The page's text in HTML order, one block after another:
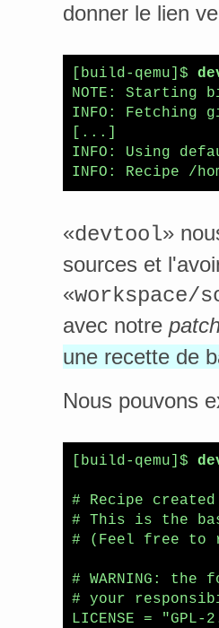
donner le lien
[build-qemu]$
NOTE: Starting
INFO: Fetching
[...]
INFO: Using
«devtool»
sources et
«workspace/
avec notre
une recette de
Nous pouvons
[build-qemu]$
# Recipe
# This is the
# (Feel free to
# WARNING: the
# your
LICENSE =